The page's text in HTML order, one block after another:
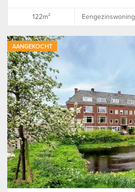
122m² Eengezinswoning
AANGEKOCHT